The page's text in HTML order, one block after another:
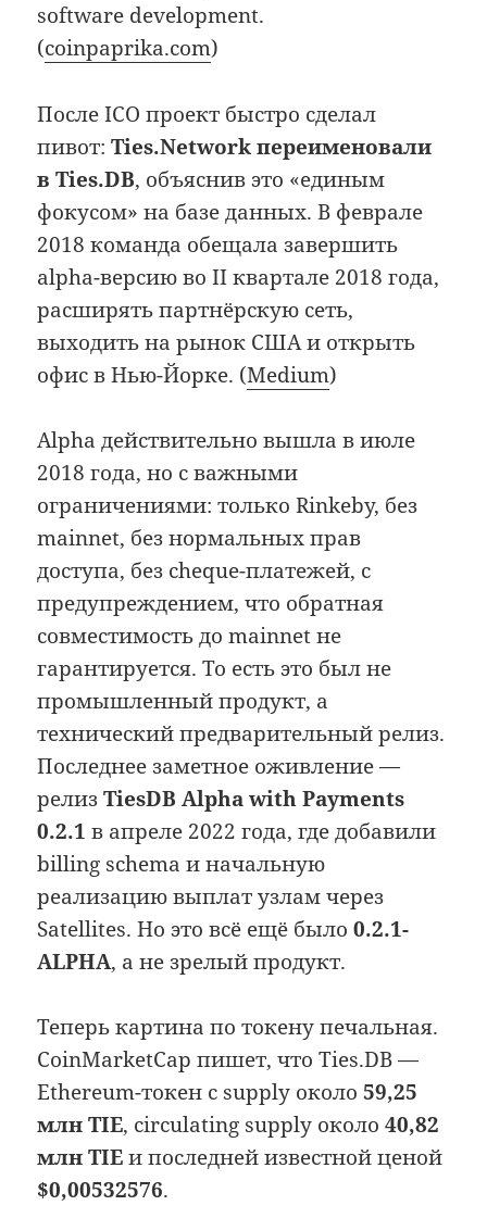
software development.
(coinpaprika.com)
После ICO проект быстро сделал
пивот:Ties.Network переименовали
в Ties.DB, объяснив это «единым
фокусом» на базе данных. В феврале
2018 команда обещала завершить
alpha-версию во II квартале 2018 года,
расширять партнёрскую сеть,
выходить на рынок США и открыть
офис в Нью-Йорке. (Medium)
Alpha действительно вышла в июле
2018 года, но с важными
ограничениями: только Rinkeby, без
mainnet, без нормальных прав
доступа, без cheque-платежей, с
предупреждением, что обратная
совместимость до mainnet не
гарантируется. То есть это был не
промышленный продукт, а
технический предварительный релиз.
Последнее заметное оживление —
релизTiesDB Alpha with Payments
0.2.1 в апреле 2022 года, где добавили
billing schema и начальную
реализацию выплат узлам через
Satellites. Но это всё ещё было0.2.1-
ALPHA, а не зрелый продукт.
Теперь картина по токену печальная.
CoinMarketCap пишет, что Ties.DB —
Ethereum-токен с supply около59,25
млн TIE, circulating supply около40,82
млн TIEи последней известной ценой
$0,00532576.